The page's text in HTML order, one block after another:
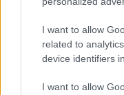
I want to allow
related to
device identifiers
I want to allow
Globalscience
Globalsport